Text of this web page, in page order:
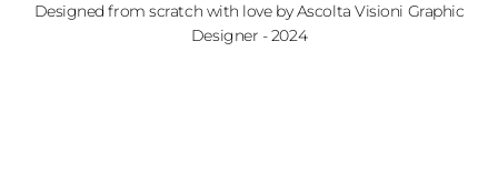
Designed from scratch with love by Ascolta Visioni Graphic
Designer - 2024